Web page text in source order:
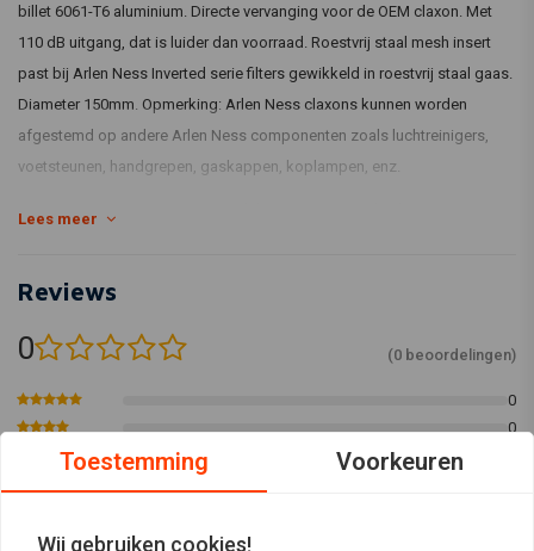
billet 6061-T6 aluminium. Directe vervanging voor de OEM claxon. Met
110 dB uitgang, dat is luider dan voorraad. Roestvrij staal mesh insert
past bij Arlen Ness Inverted serie filters gewikkeld in roestvrij staal gaas.
Diameter 150mm. Opmerking: Arlen Ness claxons kunnen worden
afgestemd op andere Arlen Ness componenten zoals luchtreinigers,
voetsteunen, handgrepen, gaskappen, koplampen, enz.
Lees meer
Reviews
0 (0 beoordelingen)
0
0
Toestemming Voorkeuren
Wij gebruiken cookies!